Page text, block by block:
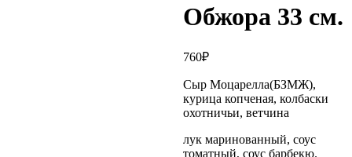
Обжора 33 см.
760₽
Сыр Моцарелла(БЗМЖ),
курица копченая, колбаски
охотничьи, ветчина
лук маринованный, соус
томатный, соус барбекю.